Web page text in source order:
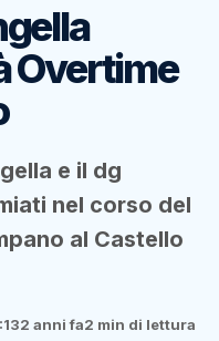
Overtime
e il dg
nel corso del
al Castello
2 anni fa2 min di lettura